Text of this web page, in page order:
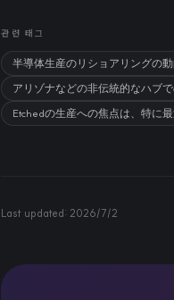
관련 태그
半導体生産のリショアリングの
アリゾナなどの非伝統的なハブ
Etchedの生産への焦点は、特に
Last updated: 2026/7/2